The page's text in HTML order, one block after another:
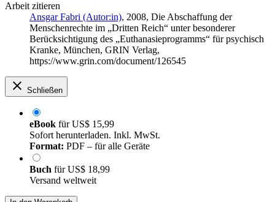
Arbeit zitieren
Ansgar Fabri (Autor:in), 2008, Die Abschaffung der
Menschenrechte im „Dritten Reich“ unter besonderer
Berücksichtigung des „Euthanasieprogramms“ für psychisch
Kranke, München, GRIN Verlag,
https://www.grin.com/document/126545
Schließen
eBook fürUS$ 15,99
Sofort herunterladen. Inkl. MwSt.
Format: PDF – für alle Geräte
Buch fürUS$ 18,99
Versand weltweit